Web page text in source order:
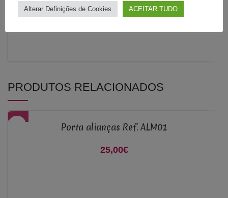
PRODUTOS RELACIONADOS
Porta alianças Ref. ALM01
25,00€
Alterar Definições de Cookies ACEITAR TUDO